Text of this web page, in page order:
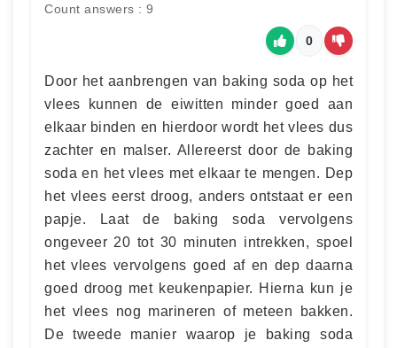
Count answers : 9
0
Door het aanbrengen van baking soda op het
vlees kunnen de eiwitten minder goed aan
elkaar binden en hierdoor wordt het vlees dus
zachter en malser. Allereerst door de baking
soda en het vlees met elkaar te mengen. Dep
het vlees eerst droog, anders ontstaat er een
papje. Laat de baking soda vervolgens
ongeveer 20 tot 30 minuten intrekken, spoel
het vlees vervolgens goed af en dep daarna
goed droog met keukenpapier. Hierna kun je
het vlees nog marineren of meteen bakken.
De tweede manier waarop je baking soda